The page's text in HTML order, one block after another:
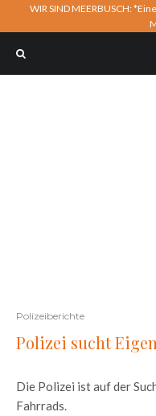
WIR SIND MEERBUSCH:
Polizeiberichte
Polizei sucht
Die Polizei ist auf der
Fahrrads.